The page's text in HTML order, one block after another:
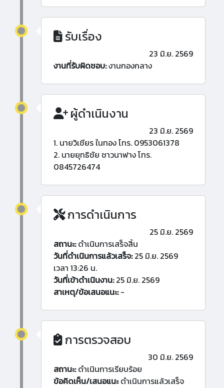
รับเรื่อง
23 มิ.ย. 2569
งานที่รับผิดชอบ:งานกองกลาง
ผู้ดำเนินงาน
23 มิ.ย. 2569
1. นายวิเชียร ในทอง โทร. 0953061378
2. นายยุทธิชัย ชาวนาฟาง โทร.
0845726474
การดำเนินการ
25 มิ.ย. 2569
สถานะ:ดำเนินการเสร็จสิ้น
วันที่ดำเนินการแล้วเสร็จ:25 มิ.ย. 2569
เวลา 13:26 น.
วันที่เข้าดำเนินงาน:25 มิ.ย. 2569
สาเหตุ/ข้อเสนอแนะ:-
การตรวจสอบ
30 มิ.ย. 2569
สถานะ:ดำเนินการเรียบร้อย
ข้อคิดเห็น/เสนอแนะดำเนินการแล้วเสร็จ